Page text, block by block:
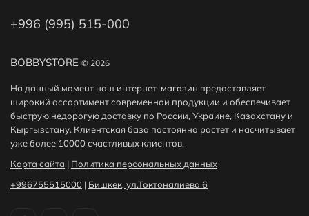
BOBBYSTORE © 2026
На данный момент наш интернет-магазин предоставляет
широкий ассортимент современной продукции и обеспечивает
быструю недорогую доставку по России, Украине, Казахстану и
Кыргызстану. Клиентская база постоянно растет и насчитывает
уже более 10000 счастливых клиентов.
Карта сайта | Политика персональных данных
+996755515000 | Бишкек, ул.Токтоналиева 6
+996 (995) 515-000